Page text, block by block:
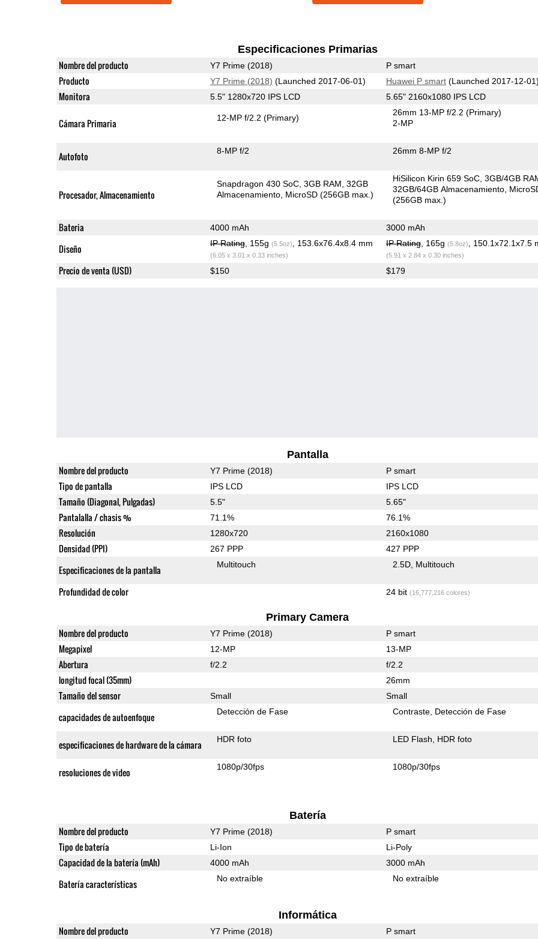
Especificaciones Primarias
Nombre del producto Y7 Prime (2018) P smart
Producto Y7 Prime (2018) (Launched 2017-06-01) Huawei P smart(Launched 2017-12-01)
Monitora 5.5" 1280x720 IPS LCD 5.65" 2160x1080 IPS LCD
Cámara Primaria 12-MP f/2.2(Primary)
26mm 13-MP f/2.2(Primary)
2-MP
Autofoto 8-MP f/2 26mm 8-MP f/2
Procesador, Almacenamiento
Snapdragon 430 SoC 3GB RAM 32GB
Almacenamiento MicroSD (256GB max.)
HiSilicon Kirin 659 SoC 3GB/4GB
32GB/64GB Almacenamiento
(256GB max.)
Bateria 4000 mAh 3000 mAh
Diseño IP Rating, 155g (5.5oz) , 153.6x76.4x8.4 mm
(6.05 x 3.01 x 0.33 inches)
IP Rating, 165g (5.8oz) , 150.1x72.1x7.5
(5.91 x 2.84 x 0.30 inches)
Precio de venta (USD) $150 $179
Pantalla
Nombre del producto Y7 Prime (2018) P smart
Tipo de pantalla IPS LCD IPS LCD
Tamaño (Diagonal, Pulgadas) 5.5" 5.65"
Pantalalla / chasis % 71.1% 76.1%
Resolución 1280x720 2160x1080
Densidad (PPI) 267 PPP 427 PPP
Especificaciones de la pantalla Multitouch 2.5D Multitouch
Profundidad de color 24 bit (16,777,216 colores)
Primary Camera
Nombre del producto Y7 Prime (2018) P smart
Megapixel 12-MP 13-MP
Abertura f/2.2 f/2.2
longitud focal (35mm) 26mm
Tamaño del sensor Small Small
capacidades de autoenfoque Detección de Fase Contraste Detección de Fase
especificaciones de hardware de la cámara HDR foto LED Flash HDR foto
resoluciones de video 1080p/30fps 1080p/30fps
Batería
Nombre del producto Y7 Prime (2018) P smart
Tipo de batería Li-Ion Li-Poly
Capacidad de la batería (mAh) 4000 mAh 3000 mAh
Batería características No extraíble No extraíble
Informática
Nombre del producto Y7 Prime (2018) P smart